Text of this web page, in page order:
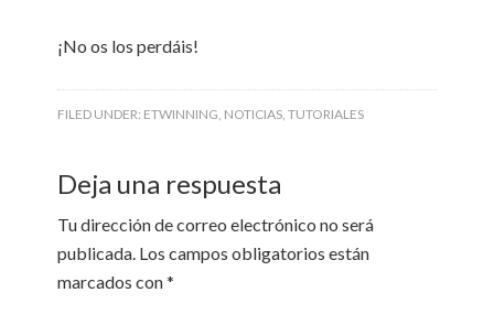
¡No os los perdáis!
FILED UNDER: ETWINNING, NOTICIAS,TUTORIALES
Deja una respuesta
Tu dirección de correo electrónico no será
publicada. Los campos obligatorios están
marcados con*